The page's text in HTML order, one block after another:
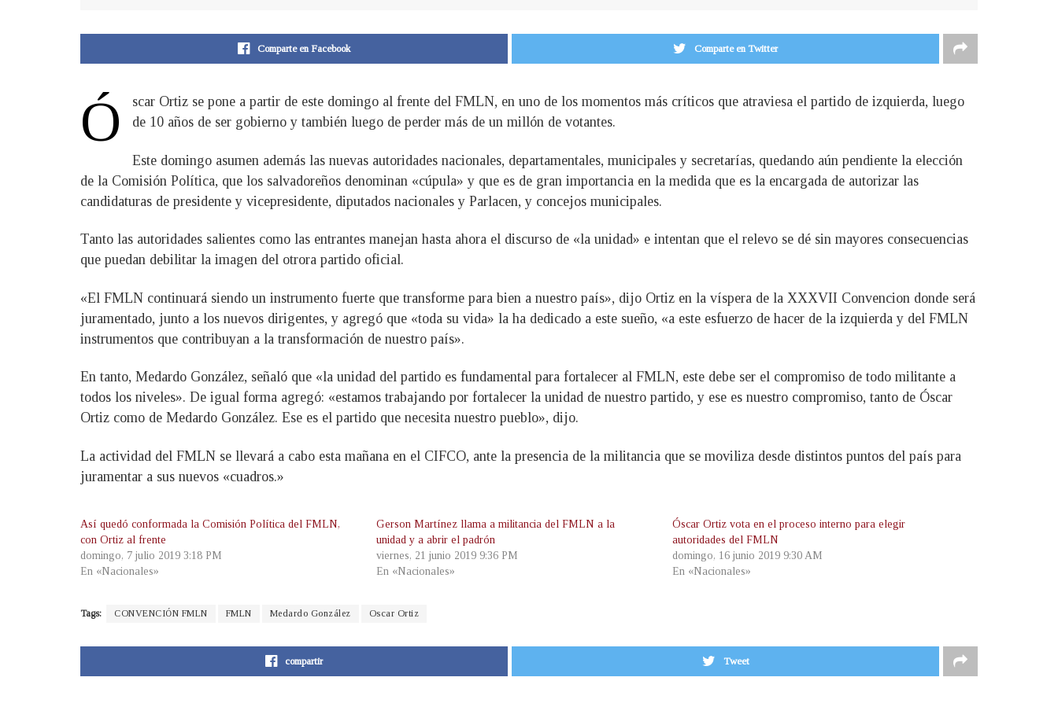
Comparte en Facebook Comparte en Twitter
Ó
scar Ortiz se pone a partir de este domingo al frente del FMLN, en uno de los momentos más críticos que atraviesa el partido de izquierda, luego
de 10 años de ser gobierno y también luego de perder más de un millón de votantes.
Este domingo asumen además las nuevas autoridades nacionales, departamentales, municipales y secretarías, quedando aún pendiente la elección
de la Comisión Política, que los salvadoreños denominan «cúpula» y que es de gran importancia en la medida que es la encargada de autorizar las
candidaturas de presidente y vicepresidente, diputados nacionales y Parlacen, y concejos municipales.
Tanto las autoridades salientes como las entrantes manejan hasta ahora el discurso de «la unidad» e intentan que el relevo se dé sin mayores consecuencias
que puedan debilitar la imagen del otrora partido oficial.
«El FMLN continuará siendo un instrumento fuerte que transforme para bien a nuestro país», dijo Ortiz en la víspera de la XXXVII Convencion donde será
juramentado, junto a los nuevos dirigentes, y agregó que «toda su vida» la ha dedicado a este sueño, «a este esfuerzo de hacer de la izquierda y del FMLN
instrumentos que contribuyan a la transformación de nuestro país».
En tanto, Medardo González, señaló que «la unidad del partido es fundamental para fortalecer al FMLN, este debe ser el compromiso de todo militante a
todos los niveles». De igual forma agregó: «estamos trabajando por fortalecer la unidad de nuestro partido, y ese es nuestro compromiso, tanto de Óscar
Ortiz como de Medardo González. Ese es el partido que necesita nuestro pueblo», dijo.
La actividad del FMLN se llevará a cabo esta mañana en el CIFCO, ante la presencia de la militancia que se moviliza desde distintos puntos del país para
juramentar a sus nuevos «cuadros.»
Así quedó conformada la Comisión Política del FMLN,
con Ortiz al frente
domingo, 7 julio 2019 3:18 PM
En «Nacionales»
Gerson Martínez llama a militancia del FMLN a la
unidad y a abrir el padrón
viernes, 21 junio 2019 9:36 PM
En «Nacionales»
Óscar Ortiz vota en el proceso interno para elegir
autoridades del FMLN
domingo, 16 junio 2019 9:30 AM
En «Nacionales»
Tags: CONVENCIÓN FMLN FMLN Medardo González Oscar Ortiz
compartir Tweet